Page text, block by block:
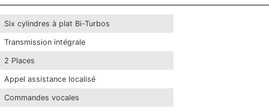
Six cylindres à plat Bi-Turbos
Transmission intégrale
2 Places
Appel assistance localisé
Commandes vocales